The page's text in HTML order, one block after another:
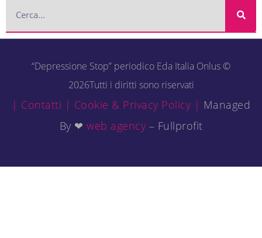
“Depressione Stop” periodico Eda Italia Onlus ©
2026Tutti i diritti sono riservati
| Contatti | Cookie & Privacy Policy | Managed
By ❤ web agency – Fullprofit